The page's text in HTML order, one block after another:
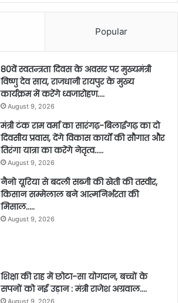
Popular
80वें स्वतन्त्रता दिवस के अवसर पर मुख्यमंत्री
विष्णु देव साय, राजधानी रायपुर के मुख्य
कार्यक्रम में करेंगे ध्वजारोहण….
August 9, 2026
मंत्री टंक राम वर्मा का सारंगढ़-बिलाईगढ़ का दो
दिवसीय प्रवास, देंगे विकास कार्यों की सौगात और
तिरंगा यात्रा का करेंगे नेतृत्व…..
August 9, 2026
नैनो यूरिया से बदली सब्जी की खेती की तस्वीर,
किसान सम्मेलाल बने आत्मनिर्भरता की
मिसाल…..
August 9, 2026
शिक्षा की राह में छोटा-सा योगदान, बच्चों के
सपनों को नई उड़ान : मंत्री राजेश अग्रवाल….
August 9, 2026